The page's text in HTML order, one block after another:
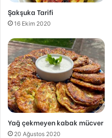
Şakşuka Tarifi
16 Ekim 2020
Yağ çekmeyen kabak mücver
20 Ağustos 2020